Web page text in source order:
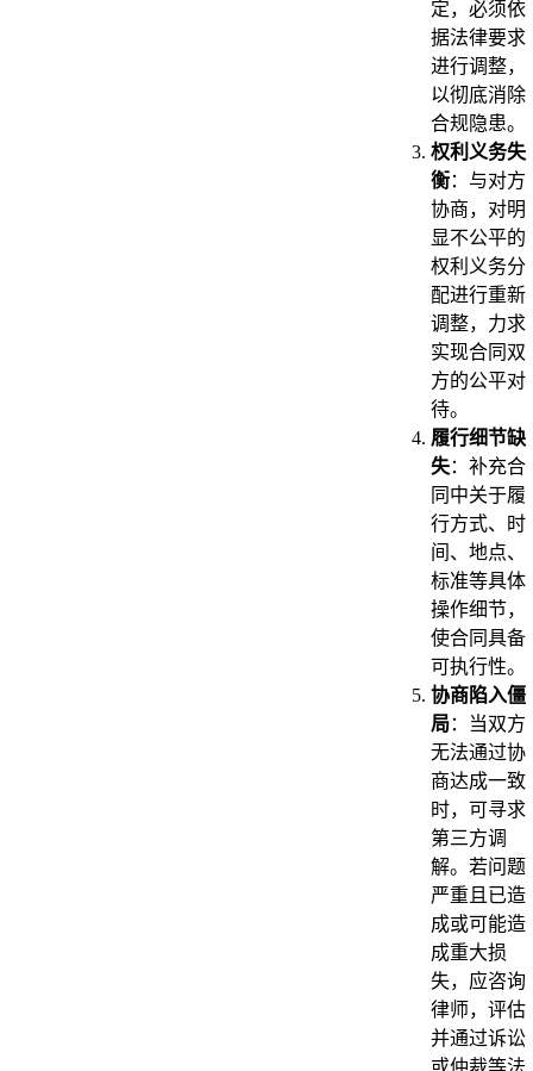
定，必须依
据法律要求
进行调整，
以彻底消除
合规隐患。
权利义务失
衡：与对方
协商，对明
显不公平的
权利义务分
配进行重新
调整，力求
实现合同双
方的公平对
待。
履行细节缺
失：补充合
同中关于履
行方式、时
间、地点、
标准等具体
操作细节，
使合同具备
可执行性。
协商陷入僵
局：当双方
无法通过协
商达成一致
时，可寻求
第三方调
解。若问题
严重且已造
成或可能造
成重大损
失，应咨询
律师，评估
并通过诉讼